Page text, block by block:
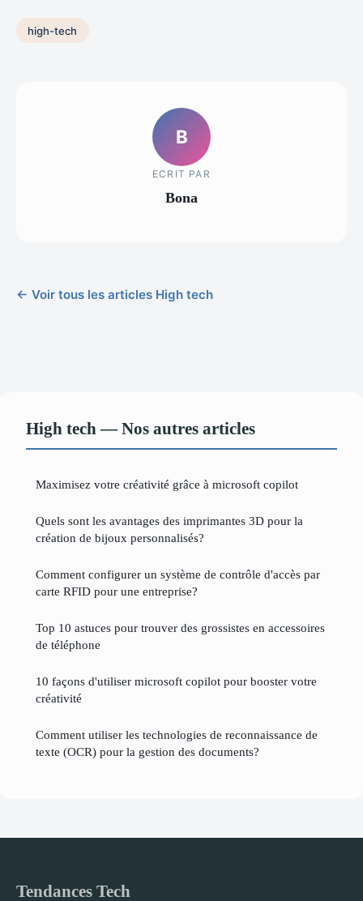
high-tech
B
ECRIT PAR
Bona
← Voir tous les articles High tech
High tech — Nos autres articles
Maximisez votre créativité grâce à microsoft copilot
Quels sont les avantages des imprimantes 3D pour la
création de bijoux personnalisés?
Comment configurer un système de contrôle d'accès par
carte RFID pour une entreprise?
Top 10 astuces pour trouver des grossistes en accessoires
de téléphone
10 façons d'utiliser microsoft copilot pour booster votre
créativité
Comment utiliser les technologies de reconnaissance de
texte (OCR) pour la gestion des documents?
Tendances Tech